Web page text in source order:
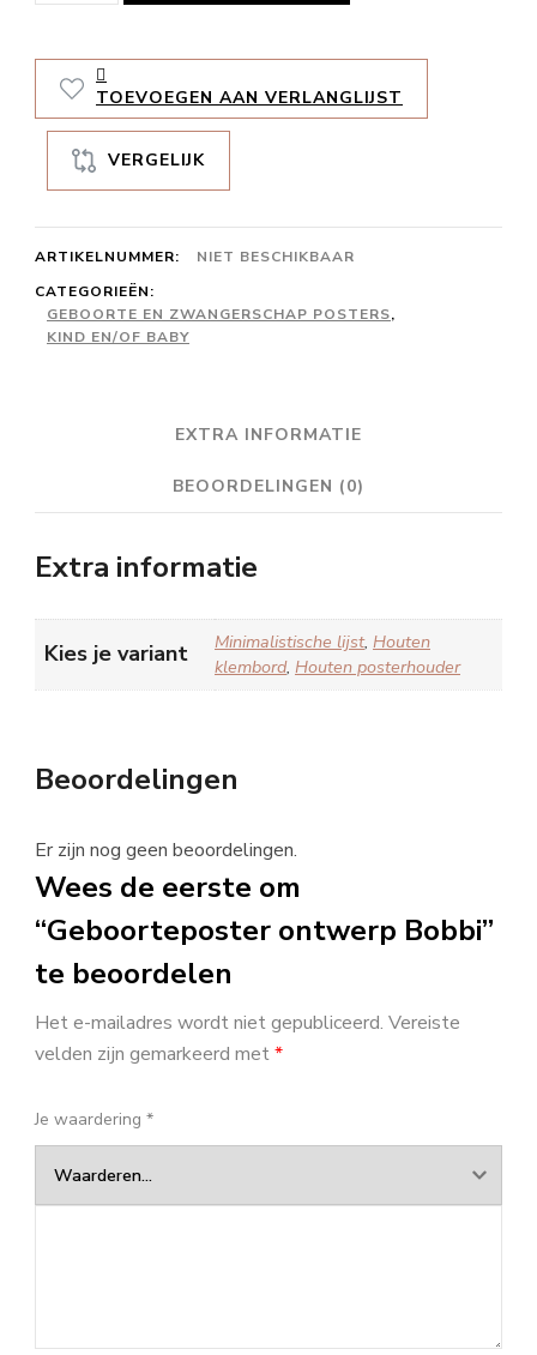
aantal
TOEVOEGEN AAN VERLANGLIJST
VERGELIJK
ARTIKELNUMMER:
NIET BESCHIKBAAR
CATEGORIEËN:
GEBOORTE EN ZWANGERSCHAP POSTERS,
KIND EN/OF BABY
EXTRA INFORMATIE
BEOORDELINGEN (0)
Extra informatie
Kies je variant Minimalistische lijst, Houten
klembord, Houten posterhouder
Beoordelingen
Er zijn nog geen beoordelingen.
Wees de eerste om
“Geboorteposter ontwerp Bobbi”
te beoordelen
Het e-mailadres wordt niet gepubliceerd. Vereiste
velden zijn gemarkeerd met*
Je waardering *